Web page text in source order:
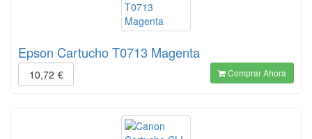
Epson Cartucho T0713 Magenta
10,72 € Comprar Ahora